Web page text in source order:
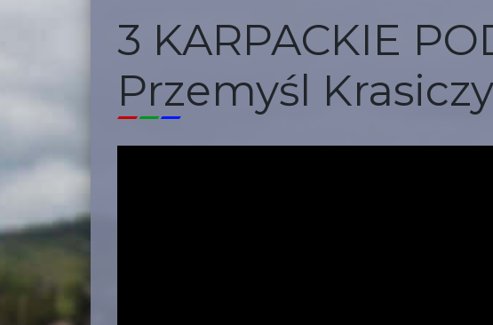
3 KARPACKIE
Przemyśl